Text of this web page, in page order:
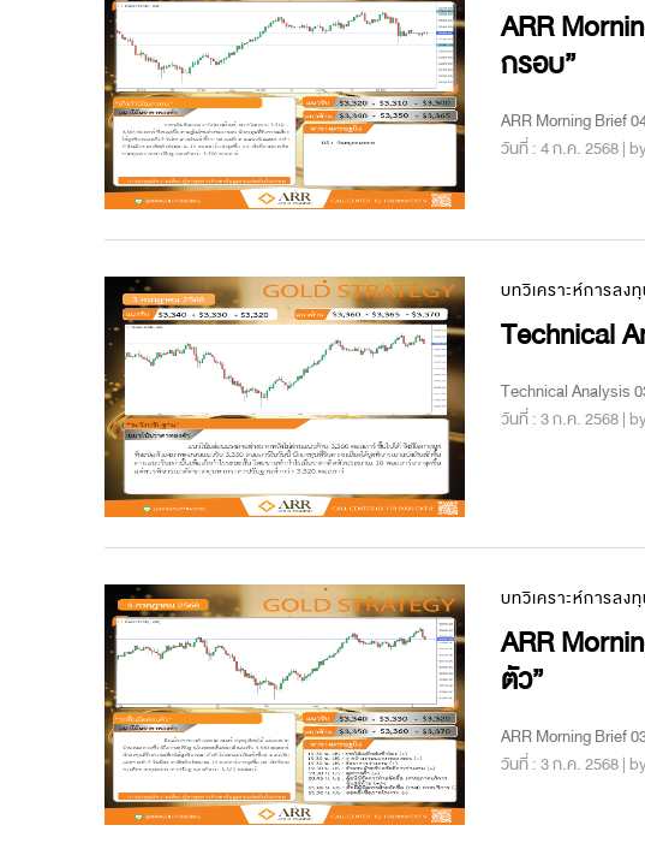
ARR
กรอบ”
ARR Morning Brief
วันที่ : 4 ก.ค. 2568 |
บทวิเคราะห์การลง
Technical
Technical Analysis
วันที่ : 3 ก.ค. 2568 |
บทวิเคราะห์การลง
ARR
ตัว”
ARR Morning Brief
วันที่ : 3 ก.ค. 2568 |